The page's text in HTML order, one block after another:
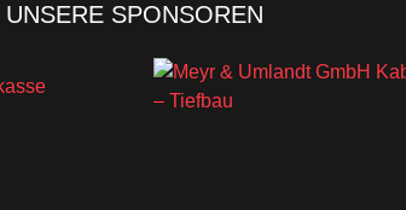
UNSERE SPONSOREN